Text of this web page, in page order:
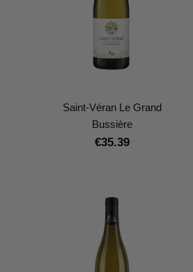
Saint-Véran Le Grand
Bussière
€35.39